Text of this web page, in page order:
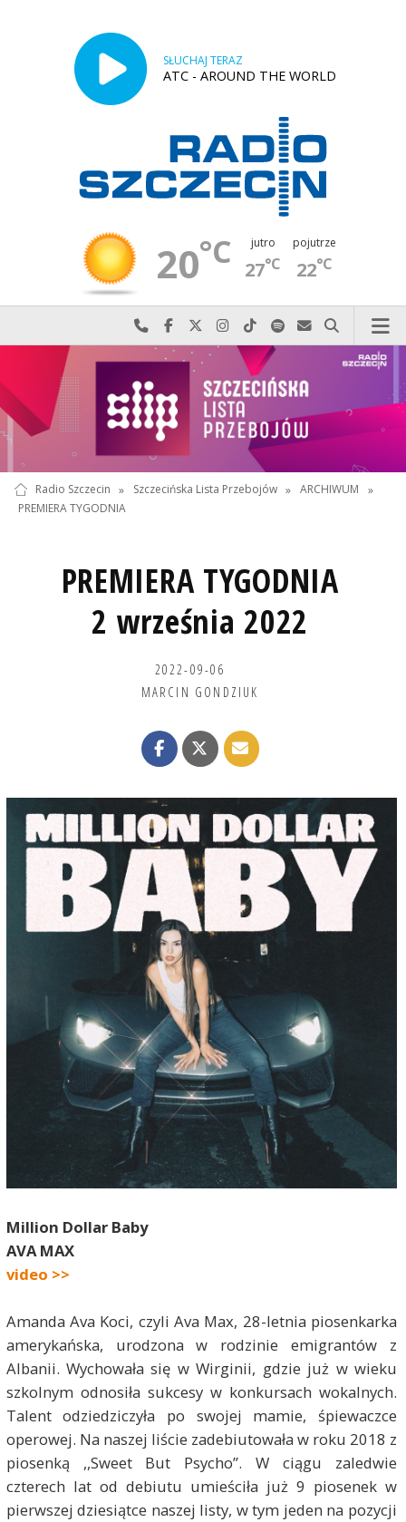
SŁUCHAJ TERAZ
ATC - AROUND THE WORLD
20°C jutro
27°C
pojutrze
22°C
Najlepiej po prostu do nas zadzwoń
Odwiedź nas na Facebook-u
Odwiedź nas na X
Odwiedź nas na Instagram-ie
Odwiedź nas na TikTok-u
Szukaj nas na Spotify
Wyślij do nas
Szukaj
Radio Szczecin » Szczecińska Lista Przebojów » ARCHIWUM
»
PREMIERA TYGODNIA
PREMIERA TYGODNIA
2 września 2022
2022-09-06
MARCIN GONDZIUK
Million Dollar Baby
AVA MAX
video >>
Amanda Ava Koci, czyli Ava Max, 28-letnia piosenkarka
amerykańska, urodzona w rodzinie emigrantów z
Albanii. Wychowała się w Wirginii, gdzie już w wieku
szkolnym odnosiła sukcesy w konkursach wokalnych.
Talent odziedziczyła po swojej mamie, śpiewaczce
operowej. Na naszej liście zadebiutowała w roku 2018 z
piosenką ,,Sweet But Psycho”. W ciągu zaledwie
czterech lat od debiutu umieściła już 9 piosenek w
pierwszej dziesiątce naszej listy, w tym jeden na pozycji